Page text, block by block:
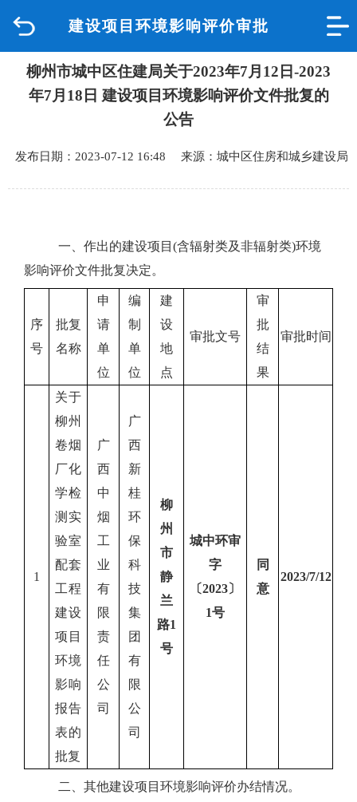
建设项目环境影响评价审批
品质城中
政府信息公开
互动回应
数据专题
柳州市城中区住建局关于2023年7月12日-2023
年7月18日 建设项目环境影响评价文件批复的
公告
发布日期：2023-07-12 16:48 来源：城中区住房和城乡建设局
一、作出的建设项目 (含辐射类及非辐射类)环境
影响评价文件批复决定。
序
号
批复
名称
申
请
单
位
编
制
单
位
建
设
地
点
审批文号
审
批
结
果
审批时间
1
关于
柳州
卷烟
厂化
学检
测实
验室
配套
工程
建设
项目
环境
影响
报告
表的
批复
广
西
中
烟
工
业
有
限
责
任
公
司
广
西
新
桂
环
保
科
技
集
团
有
限
公
司
柳
州
市
静
兰
路1
号
城中环审
字
〔2023〕
1号
同
意
2023/7/12
二、其他建设项目环境影响评价办结情况。